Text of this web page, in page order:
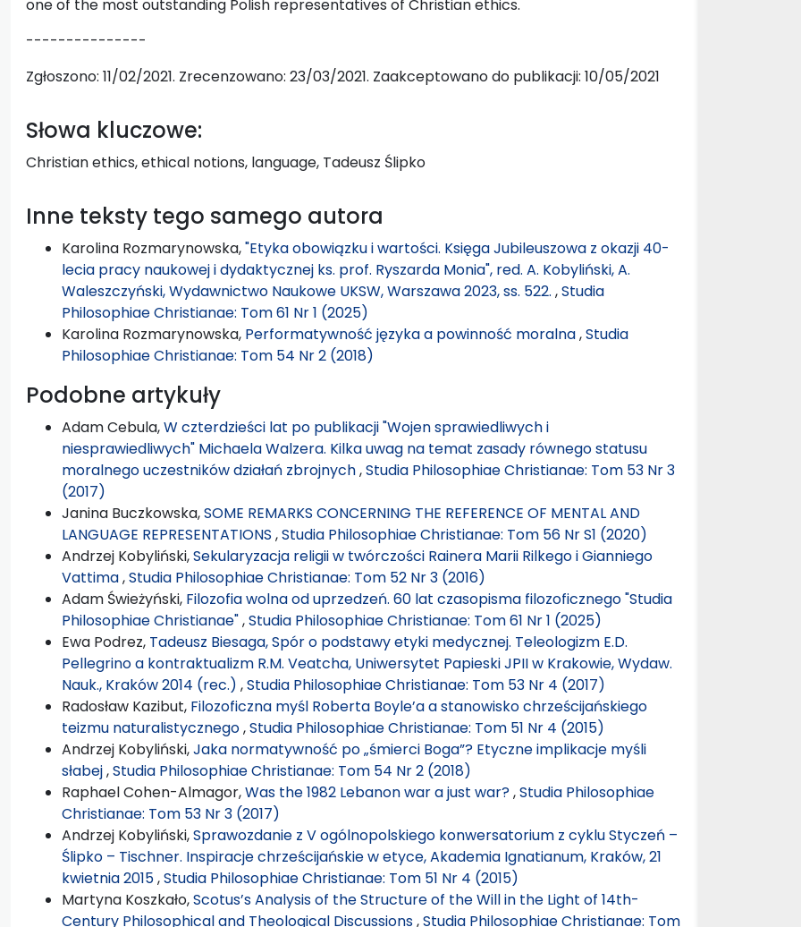
one of the most outstanding Polish representatives of Christian ethics.
---------------
Zgłoszono: 11/02/2021. Zrecenzowano: 23/03/2021. Zaakceptowano do publikacji: 10/05/2021
Słowa kluczowe:
Christian ethics, ethical notions, language, Tadeusz Ślipko
Inne teksty tego samego autora
Karolina Rozmarynowska,"Etyka obowiązku i wartości. Księga Jubileuszowa z okazji 40-
lecia pracy naukowej i dydaktycznej ks. prof. Ryszarda Monia", red. A. Kobyliński, A.
Waleszczyński, Wydawnictwo Naukowe UKSW, Warszawa 2023, ss. 522. ,Studia
Philosophiae Christianae: Tom 61 Nr 1 (2025)
Karolina Rozmarynowska, Performatywność języka a powinność moralna,Studia
Philosophiae Christianae: Tom 54 Nr 2 (2018)
Podobne artykuły
Adam Cebula,W czterdzieści lat po publikacji "Wojen sprawiedliwych i
niesprawiedliwych" Michaela Walzera. Kilka uwag na temat zasady równego statusu
moralnego uczestników działań zbrojnych,Studia Philosophiae Christianae: Tom 53 Nr 3
(2017)
Janina Buczkowska,SOME REMARKS CONCERNING THE REFERENCE OF MENTAL AND
LANGUAGE REPRESENTATIONS ,Studia Philosophiae Christianae: Tom 56 Nr S1 (2020)
Andrzej Kobyliński,Sekularyzacja religii w twórczości Rainera Marii Rilkego i Gianniego
Vattima,Studia Philosophiae Christianae: Tom 52 Nr 3 (2016)
Adam Świeżyński, Filozofia wolna od uprzedzeń. 60 lat czasopisma filozoficznego "Studia
Philosophiae Christianae",Studia Philosophiae Christianae: Tom 61 Nr 1 (2025)
Ewa Podrez, Tadeusz Biesaga, Spór o podstawy etyki medycznej. Teleologizm E.D.
Pellegrino a kontraktualizm R.M. Veatcha, Uniwersytet Papieski JPII w Krakowie, Wydaw.
Nauk., Kraków 2014 (rec.) ,Studia Philosophiae Christianae: Tom 53 Nr 4 (2017)
Radosław Kazibut, Filozoficzna myśl Roberta Boyle’a a stanowisko chrześcijańskiego
teizmu naturalistycznego,Studia Philosophiae Christianae: Tom 51 Nr 4 (2015)
Andrzej Kobyliński,Jaka normatywność po „śmierci Boga”? Etyczne implikacje myśli
słabej,Studia Philosophiae Christianae: Tom 54 Nr 2 (2018)
Raphael Cohen-Almagor,Was the 1982 Lebanon war a just war?,Studia Philosophiae
Christianae: Tom 53 Nr 3 (2017)
Andrzej Kobyliński,Sprawozdanie z V ogólnopolskiego konwersatorium z cyklu Styczeń –
Ślipko – Tischner. Inspiracje chrześcijańskie w etyce, Akademia Ignatianum, Kraków, 21
kwietnia 2015,Studia Philosophiae Christianae: Tom 51 Nr 4 (2015)
Martyna Koszkało,Scotus’s Analysis of the Structure of the Will in the Light of 14th-
Century Philosophical and Theological Discussions,Studia Philosophiae Christianae: Tom